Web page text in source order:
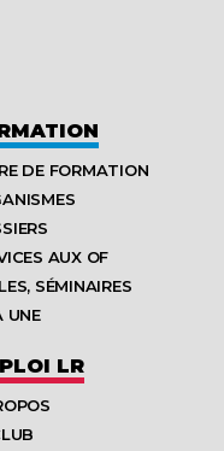
DE FORMATION
AUX OF
SÉMINAIRES
UNE
LR